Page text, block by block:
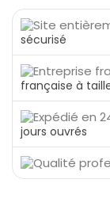
sécurisé
française à
jours ouvrés